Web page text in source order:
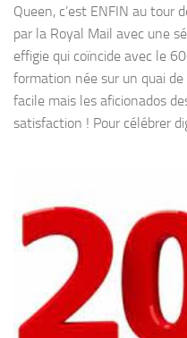
Queen, c’est ENFIN au tour
par la Royal Mail avec une
effigie qui coïncide avec le
formation née sur un quai de
facile mais les aficionados
satisfaction ! Pour célébrer